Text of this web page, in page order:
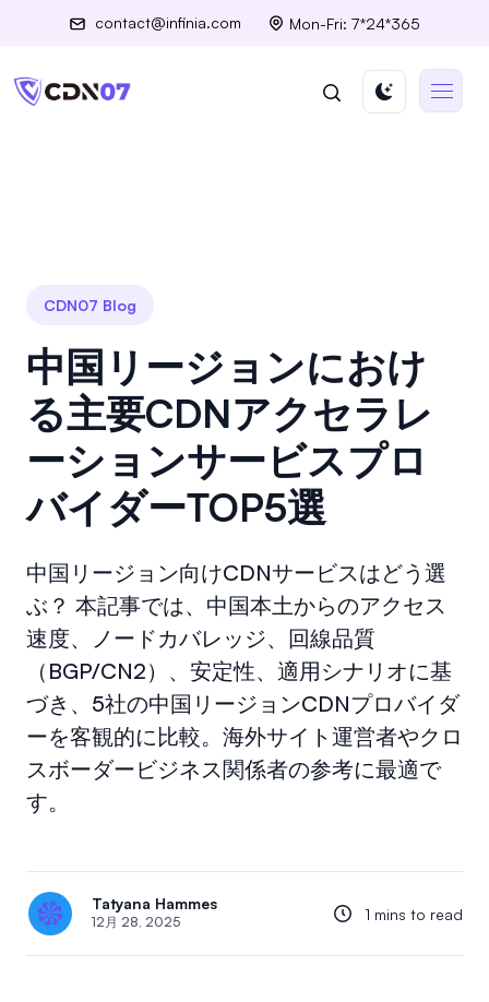
contact@infinia.com Mon-Fri: 7*24*365
CDN07 Blog
中国リージョンにおけ
る主要CDNアクセラレ
ーションサービスプロ
バイダーTOP5選
中国リージョン向けCDNサービスはどう選
ぶ？ 本記事では、中国本土からのアクセス
速度、ノードカバレッジ、回線品質
（BGP/CN2）、安定性、適用シナリオに基
づき、5社の中国リージョンCDNプロバイダ
ーを客観的に比較。海外サイト運営者やクロ
スボーダービジネス関係者の参考に最適で
す。
Tatyana Hammes
12月 28, 2025 1 mins to read